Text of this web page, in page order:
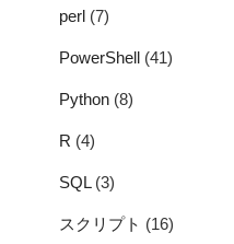
perl (7)
PowerShell (41)
Python (8)
R (4)
SQL(3)
スクリプト (16)